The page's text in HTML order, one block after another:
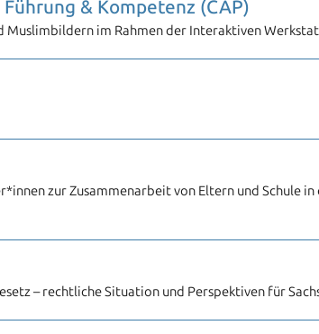
& Kompetenz (CAP)
Muslimbildern im Rahmen der Interaktiven
zur Zusammenarbeit von Eltern und Schule
– rechtliche Situation und Perspektiven für